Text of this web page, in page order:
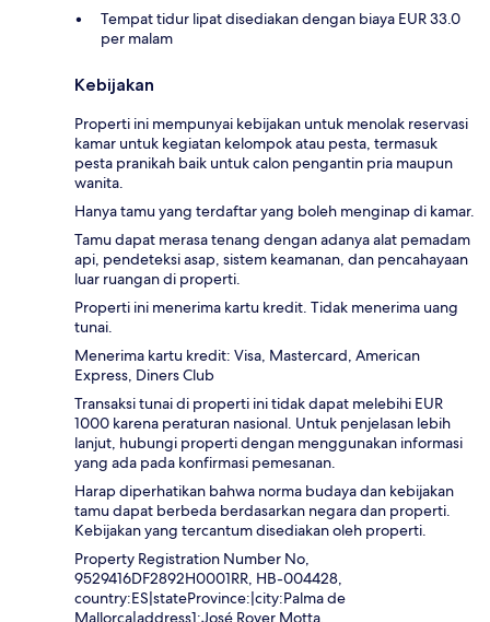
Tempat tidur lipat disediakan dengan biaya EUR 33.0
per malam
Kebijakan
Properti ini mempunyai kebijakan untuk menolak reservasi
kamar untuk kegiatan kelompok atau pesta, termasuk
pesta pranikah baik untuk calon pengantin pria maupun
wanita.
Hanya tamu yang terdaftar yang boleh menginap di kamar.
Tamu dapat merasa tenang dengan adanya alat pemadam
api, pendeteksi asap, sistem keamanan, dan pencahayaan
luar ruangan di properti.
Properti ini menerima kartu kredit. Tidak menerima uang
tunai.
Menerima kartu kredit: Visa, Mastercard, American
Express, Diners Club
Transaksi tunai di properti ini tidak dapat melebihi EUR
1000 karena peraturan nasional. Untuk penjelasan lebih
lanjut, hubungi properti dengan menggunakan informasi
yang ada pada konfirmasi pemesanan.
Harap diperhatikan bahwa norma budaya dan kebijakan
tamu dapat berbeda berdasarkan negara dan properti.
Kebijakan yang tercantum disediakan oleh properti.
Property Registration Number No,
9529416DF2892H0001RR, HB-004428,
country:ES|stateProvince:|city:Palma de
Mallorca|address1:José Rover Motta,